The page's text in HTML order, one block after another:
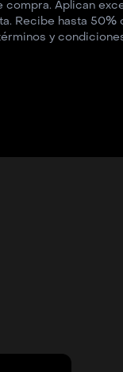
compra. Aplican
Recibe hasta 50%
y